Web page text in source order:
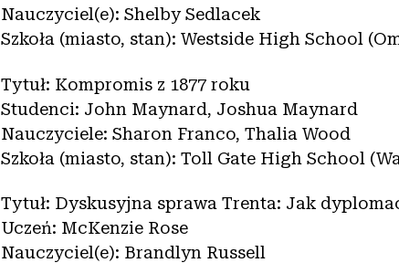
Nauczyciel(e): Shelby Sedlacek
Szkoła (miasto, stan): Westside High School
Tytuł: Kompromis z 1877 roku
Studenci: John Maynard, Joshua Maynard
Nauczyciele: Sharon Franco, Thalia Wood
Szkoła (miasto, stan): Toll Gate High School
Tytuł: Dyskusyjna sprawa Trenta: Jak
Uczeń: McKenzie Rose
Nauczyciel(e): Brandlyn Russell